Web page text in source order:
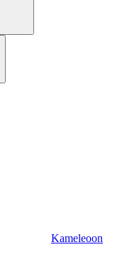
Kameleoon